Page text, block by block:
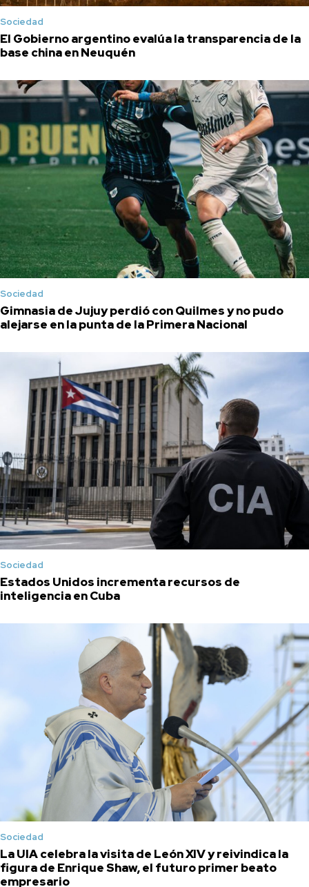
Sociedad
El Gobierno argentino evalúa la transparencia de la
base china en Neuquén
Sociedad
Gimnasia de Jujuy perdió con Quilmes y no pudo
alejarse en la punta de la Primera Nacional
Sociedad
Estados Unidos incrementa recursos de
inteligencia en Cuba
Sociedad
La UIA celebra la visita de León XIV y reivindica la
figura de Enrique Shaw, el futuro primer beato
empresario